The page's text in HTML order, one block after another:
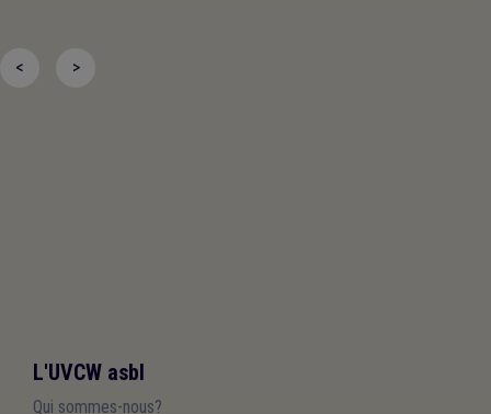
< >
L'UVCW asbl
Qui sommes-nous?